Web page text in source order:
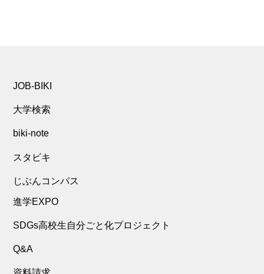
JOB-BIKI
大学検索
biki-note
スタビキ
じぶんコンパス
進学EXPO
SDGs高校生自分ごと化プロジェクト
Q&A